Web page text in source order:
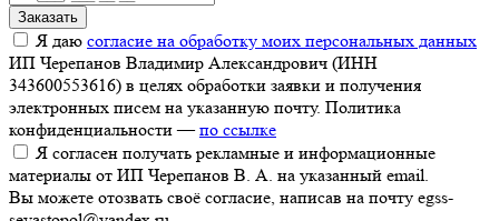
Заказать
Я даю согласие на обработку моих персональных данных
ИП Черепанов Владимир Александрович (ИНН
343600553616) в целях обработки заявки и получения
электронных писем на указанную почту. Политика
конфиденциальности —по ссылке
Я согласен получать рекламные и информационные
материалы от ИП Черепанов В. А. на указанный email.
Вы можете отозвать своё согласие, написав на почту egss-